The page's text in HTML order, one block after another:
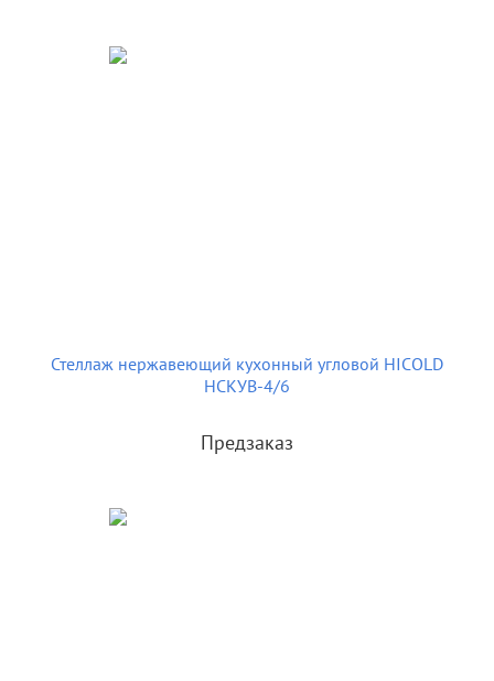
Стеллаж нержавеющий кухонный угловой HICOLD
НСКУВ-4/6
Предзаказ